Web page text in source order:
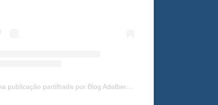
Uma publicação partilhada por Blog Adalberto Gomes Noticias (@blogadalbertogomesnoticiass)